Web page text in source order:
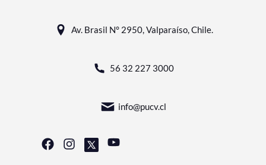
Av. Brasil N° 2950, Valparaíso, Chile.
56 32 227 3000
info@pucv.cl